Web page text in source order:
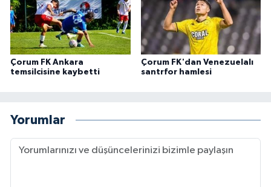
Çorum FK Ankara
temsilcisine kaybetti
Çorum FK'dan Venezuelalı
santrfor hamlesi
Yorumlar